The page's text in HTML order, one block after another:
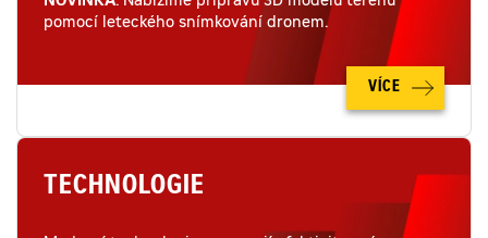
pomocí leteckého snímkování dronem.
VÍCE
TECHNOLOGIE